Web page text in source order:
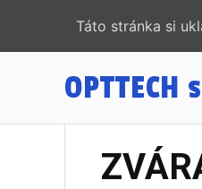
OPTTECH
Táto stránka si